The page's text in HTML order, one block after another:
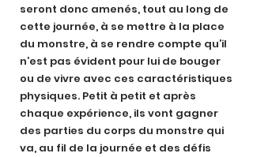
seront donc amenés, tout au long de
cette journée, à se mettre à la place
du monstre, à se rendre compte qu’il
n’est pas évident pour lui de bouger
ou de vivre avec ces caractéristiques
physiques. Petit à petit et après
chaque expérience, ils vont gagner
des parties du corps du monstre qui
va, au fil de la journée et des défis